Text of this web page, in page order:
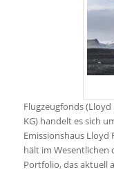
Flugzeugfonds (Lloyd
KG) handelt es sich
Emissionshaus Lloyd
hält im Wesentlichen
Portfolio, das aktuell